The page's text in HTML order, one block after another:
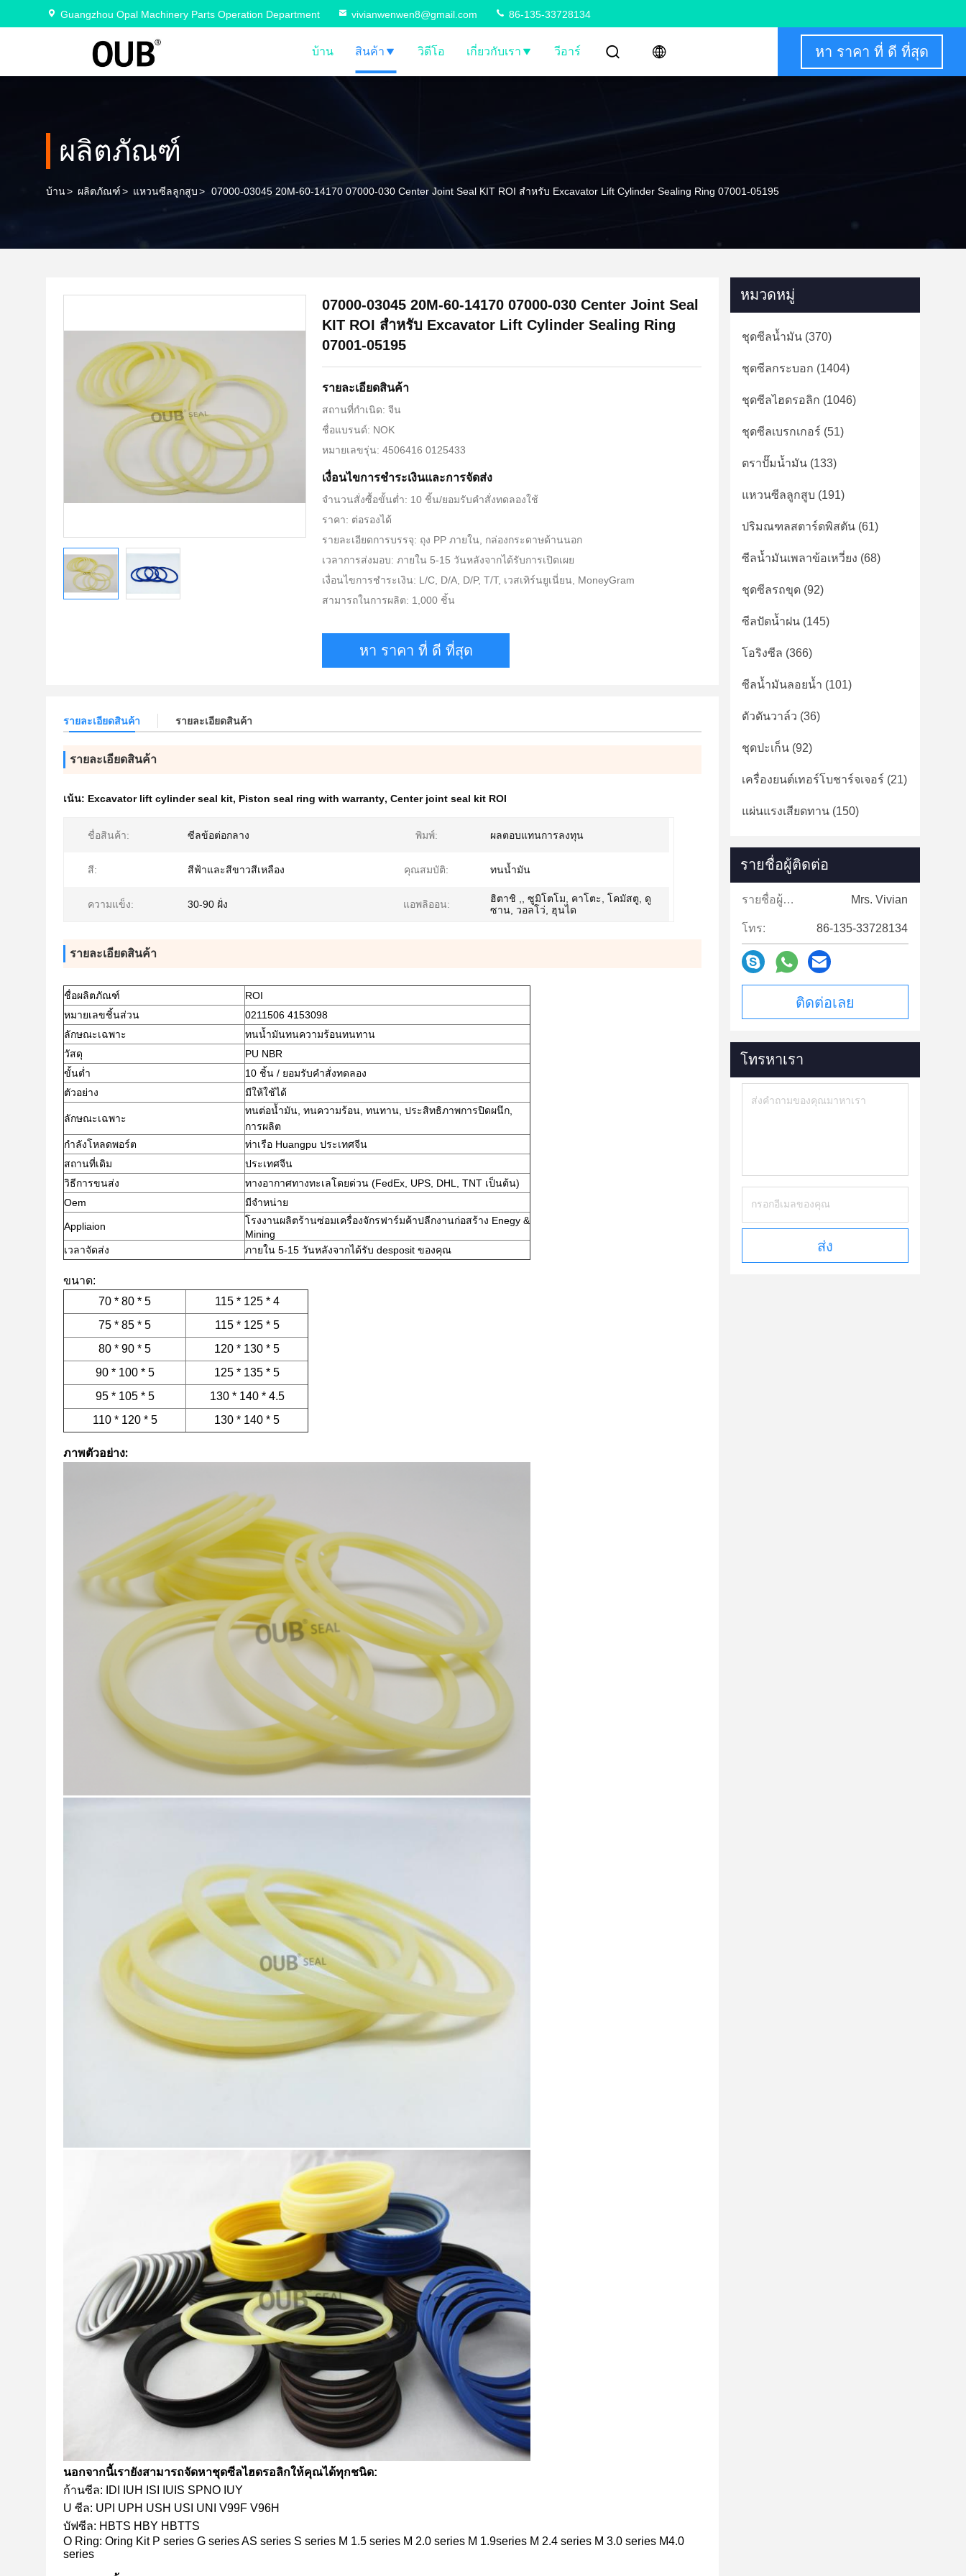
Guangzhou Opal Machinery Parts Operation Department vivianwenwen8@gmail.com 86-135-33728134
บ้าน สินค้า วิดีโอ เกี่ยวกับเรา วีอาร์ หา ราคา ที่ ดี ที่สุด
ผลิตภัณฑ์
บ้าน> ผลิตภัณฑ์> แหวนซีลลูกสูบ> 07000-03045 20M-60-14170 07000-030 Center Joint Seal KIT ROI สำหรับ Excavator Lift Cylinder Sealing Ring 07001-05195
07000-03045 20M-60-14170 07000-030 Center Joint Seal
KIT ROI สำหรับ Excavator Lift Cylinder Sealing Ring
07001-05195
รายละเอียดสินค้า
สถานที่กำเนิด: จีน
ชื่อแบรนด์: NOK
หมายเลขรุ่น: 4506416 0125433
เงื่อนไขการชำระเงินและการจัดส่ง
จำนวนสั่งซื้อขั้นต่ำ: 10 ชิ้น/ยอมรับคำสั่งทดลองใช้
ราคา: ต่อรองได้
รายละเอียดการบรรจุ: ถุง PP ภายใน, กล่องกระดาษด้านนอก
เวลาการส่งมอบ: ภายใน 5-15 วันหลังจากได้รับการเปิดเผย
เงื่อนไขการชำระเงิน: L/C, D/A, D/P, T/T, เวสเทิร์นยูเนี่ยน, MoneyGram
สามารถในการผลิต: 1,000 ชิ้น
หา ราคา ที่ ดี ที่สุด
รายละเอียดสินค้า รายละเอียดสินค้า
รายละเอียดสินค้า
เน้น: Excavator lift cylinder seal kit, Piston seal ring with warranty, Center joint seal kit ROI
ชื่อสินค้า: ซีลข้อต่อกลาง พิมพ์: ผลตอบแทนการลงทุน
สี: สีฟ้าและสีขาวสีเหลือง คุณสมบัติ: ทนน้ำมัน
ความแข็ง: 30-90 ฝั่ง แอพลิออน:
ฮิตาชิ ,, ซูมิโตโม, คาโตะ, โคมัสตู, ดู
ซาน, วอลโว่, ฮุนได
รายละเอียดสินค้า
ชื่อผลิตภัณฑ์
ROI
หมายเลขชิ้นส่วน
0211506 4153098
ลักษณะเฉพาะ
ทนน้ำมันทนความร้อนทนทาน
วัสดุ
PU NBR
ขั้นต่ำ
10 ชิ้น / ยอมรับคำสั่งทดลอง
ตัวอย่าง
มีให้ใช้ได้
ลักษณะเฉพาะ
ทนต่อน้ำมัน, ทนความร้อน, ทนทาน, ประสิทธิภาพการปิดผนึก,
การผลิต
กำลังโหลดพอร์ต
ท่าเรือ Huangpu ประเทศจีน
สถานที่เดิม
ประเทศจีน
วิธีการขนส่ง
ทางอากาศทางทะเลโดยด่วน (FedEx, UPS, DHL, TNT เป็นต้น)
Oem
มีจำหน่าย
Appliaion
โรงงานผลิตร้านซ่อมเครื่องจักรฟาร์มค้าปลีกงานก่อสร้าง Enegy &
Mining
เวลาจัดส่ง
ภายใน 5-15 วันหลังจากได้รับ desposit ของคุณ
ขนาด:
70 * 80 * 5
115 * 125 * 4
75 * 85 * 5
115 * 125 * 5
80 * 90 * 5
120 * 130 * 5
90 * 100 * 5
125 * 135 * 5
95 * 105 * 5
130 * 140 * 4.5
110 * 120 * 5
130 * 140 * 5
ภาพตัวอย่าง:
นอกจากนี้เรายังสามารถจัดหาชุดซีลไฮดรอลิกให้คุณได้ทุกชนิด:
ก้านซีล: IDI IUH ISI IUIS SPNO IUY
U ซีล: UPI UPH USH USI UNI V99F V96H
บัฟซีล: HBTS HBY HBTTS
O Ring: Oring Kit P series G series AS series S series M 1.5 series M 2.0 series M 1.9series M 2.4 series M 3.0 series M4.0
series
หมวดหมู่
ชุดซีลน้ำมัน (370)
ชุดซีลกระบอก (1404)
ชุดซีลไฮดรอลิก (1046)
ชุดซีลเบรกเกอร์ (51)
ตราปั๊มน้ำมัน (133)
แหวนซีลลูกสูบ (191)
ปริมณฑลสตาร์ดพิสตัน (61)
ซีลน้ำมันเพลาข้อเหวี่ยง (68)
ชุดซีลรถขุด (92)
ซีลปัดน้ำฝน (145)
โอริงซีล (366)
ซีลน้ำมันลอยน้ำ (101)
ตัวดันวาล์ว (36)
ชุดปะเก็น (92)
เครื่องยนต์เทอร์โบชาร์จเจอร์ (21)
แผ่นแรงเสียดทาน (150)
รายชื่อผู้ติดต่อ
รายชื่อผู้ติดต่อ: Mrs. Vivian
โทร: 86-135-33728134
ติดต่อเลย
โทรหาเรา
ส่ง